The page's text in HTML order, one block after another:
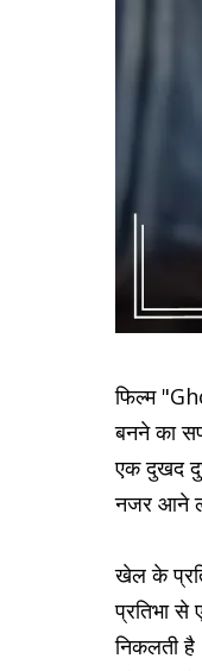
फिल्म
बनने का
एक दुखद
नजर आने
खेल के
प्रतिभा से
निकलती